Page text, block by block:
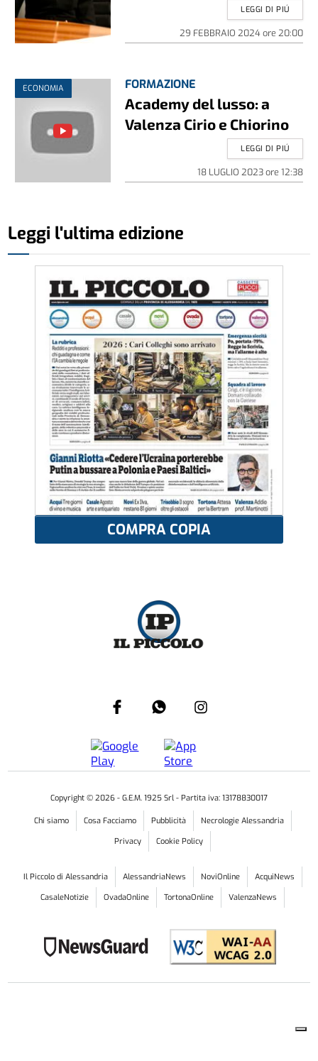
29 FEBBRAIO 2024ore 20:00
LEGGI DI PIÚ
ECONOMIA FORMAZIONE
Academy del lusso: a
Valenza Cirio e Chiorino
18 LUGLIO 2023ore 12:38
LEGGI DI PIÚ
Leggi l'ultima edizione
COMPRA COPIA
Copyright © 2026 - G.E.M. 1925 Srl - Partita iva: 13178830017
Chi siamo Cosa Facciamo Pubblicità
Necrologie Alessandria
Privacy
Cookie Policy
Il Piccolo di Alessandria AlessandriaNews NoviOnline
AcquiNews
CasaleNotizie
OvadaOnline TortonaOnline ValenzaNews